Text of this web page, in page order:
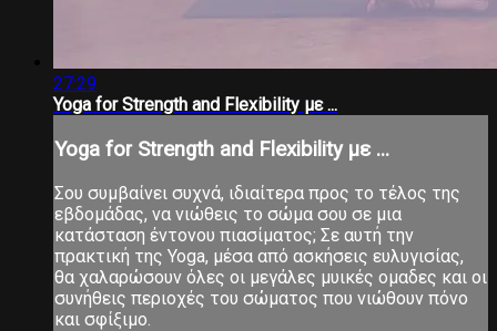
27:29
Yoga for Strength and Flexibility με ...
Yoga for Strength and Flexibility με ...
Σου συμβαίνει συχνά, ιδιαίτερα προς το τέλος της
εβδομάδας, να νιώθεις το σώμα σου σε μια
κατάσταση έντονου πιασίματος; Σε αυτή την
πρακτική της Yoga, μέσα από ασκήσεις ευλυγισίας,
θα χαλαρώσουν όλες οι μεγάλες μυικές ομαδες και οι
συνήθεις περιοχές του σώματος που νιώθουν πόνο
και σφίξιμο.